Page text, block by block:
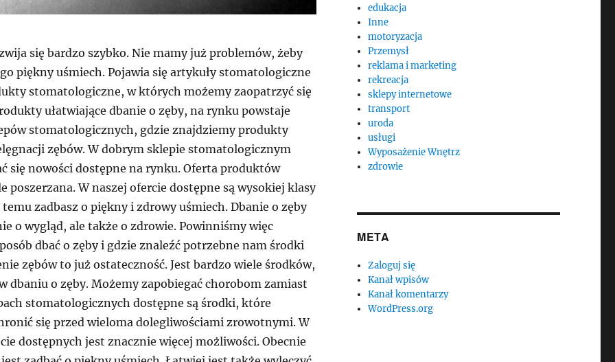
się bardzo szybko. Nie mamy już problemów, żeby
piękny uśmiech. Pojawia się artykuły stomatologiczne
stomatologiczne, w których możemy zaopatrzyć się
ułatwiające dbanie o zęby, na rynku powstaje
stomatologicznych, gdzie znajdziemy produkty
zębów. W dobrym sklepie stomatologicznym
się nowości dostępne na rynku. Oferta produktów
poszerzana. W naszej ofercie dostępne są wysokiej klasy
zadbasz o piękny i zdrowy uśmiech. Dbanie o zęby
o wygląd, ale także o zdrowie. Powinniśmy więc
dbać o zęby i gdzie znaleźć potrzebne nam środki
zębów to już ostateczność. Jest bardzo wiele środków,
dbaniu o zęby. Możemy zapobiegać chorobom zamiast
stomatologicznych dostępne są środki, które
się przed wieloma dolegliwościami zrowotnymi. W
dostępnych jest znacznie więcej możliwości. Obecnie
edukacja
Inne
motoryzacja
Przemysł
reklama i marketing
rekreacja
sklepy internetowe
transport
uroda
usługi
Wyposażenie Wnętrz
zdrowie
META
Zaloguj się
Kanał wpisów
Kanał komentarzy
WordPress.org